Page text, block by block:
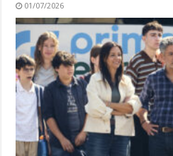
01/07/2026